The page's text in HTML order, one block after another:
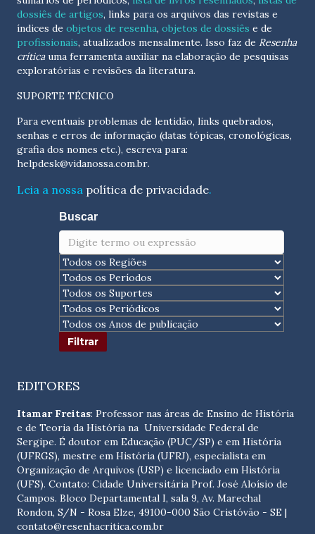
dossiês de artigos, links para os arquivos das revistas e
índices de objetos de resenha, objetos de dossiês e de
profissionais, atualizados mensalmente. Isso faz de Resenha
críticauma ferramenta auxiliar na elaboração de pesquisas
exploratórias e revisões da literatura.
SUPORTE TÉCNICO
Para eventuais problemas de lentidão, links quebrados,
senhas e erros de informação (datas tópicas, cronológicas,
helpdesk@vidanossa.com.br.
Leia a nossa política de privacidade.
Buscar
EDITORES
Itamar Freitas: Professor nas áreas de Ensino de História
e de Teoria da História na Universidade Federal de
Sergipe. É doutor em Educação (PUC/SP) e em História
(UFRGS), mestre em História (UFRJ), especialista em
Organização de Arquivos (USP) e licenciado em História
(UFS). Contato: Cidade Universitária Prof. José Aloísio de
Campos. Bloco Departamental I, sala 9, Av. Marechal
Rondon, S/N - Rosa Elze, 49100-000 São Cristóvão - SE |
contato@resenhacritica.com.br